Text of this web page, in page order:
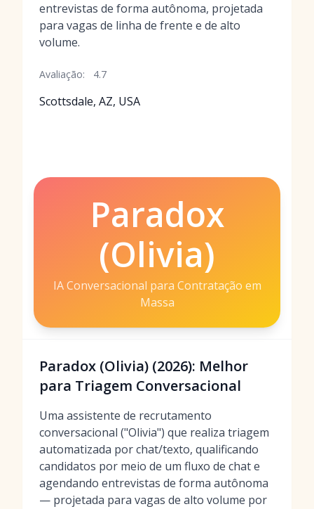
entrevistas de forma autônoma, projetada
para vagas de linha de frente e de alto
volume.
Avaliação: 4.7
Scottsdale, AZ, USA
Paradox
(Olivia)
IA Conversacional para Contratação em
Massa
Paradox (Olivia) (2026): Melhor
para Triagem Conversacional
Uma assistente de recrutamento
conversacional ("Olivia") que realiza triagem
automatizada por chat/texto, qualificando
candidatos por meio de um fluxo de chat e
agendando entrevistas de forma autônoma
— projetada para vagas de alto volume por